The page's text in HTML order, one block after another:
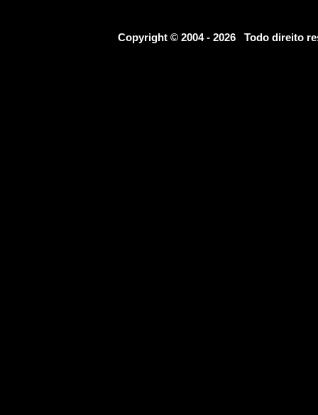
Copyright © 2004 - 2026 Todo direito